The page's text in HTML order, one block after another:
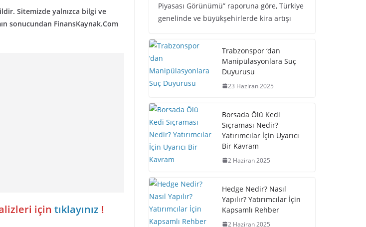
Sitemizde yalnızca bilgi ve
sonucundan FinansKaynak.Com
için tıklayınız !
Piyasası Görünümü” raporuna göre, Türkiye
genelinde ve büyükşehirlerde kira artışı
Trabzonspor ‘dan
Manipülasyonlara Suç
Duyurusu
23 Haziran 2025
Borsada Ölü Kedi
Sıçraması Nedir?
Yatırımcılar İçin Uyarıcı
Bir Kavram
2 Haziran 2025
Hedge Nedir? Nasıl
Yapılır? Yatırımcılar İçin
Kapsamlı Rehber
2 Haziran 2025